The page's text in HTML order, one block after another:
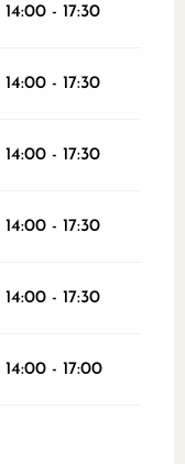
14:00 - 17:30
14:00 - 17:30
14:00 - 17:30
14:00 - 17:30
14:00 - 17:30
14:00 - 17:00